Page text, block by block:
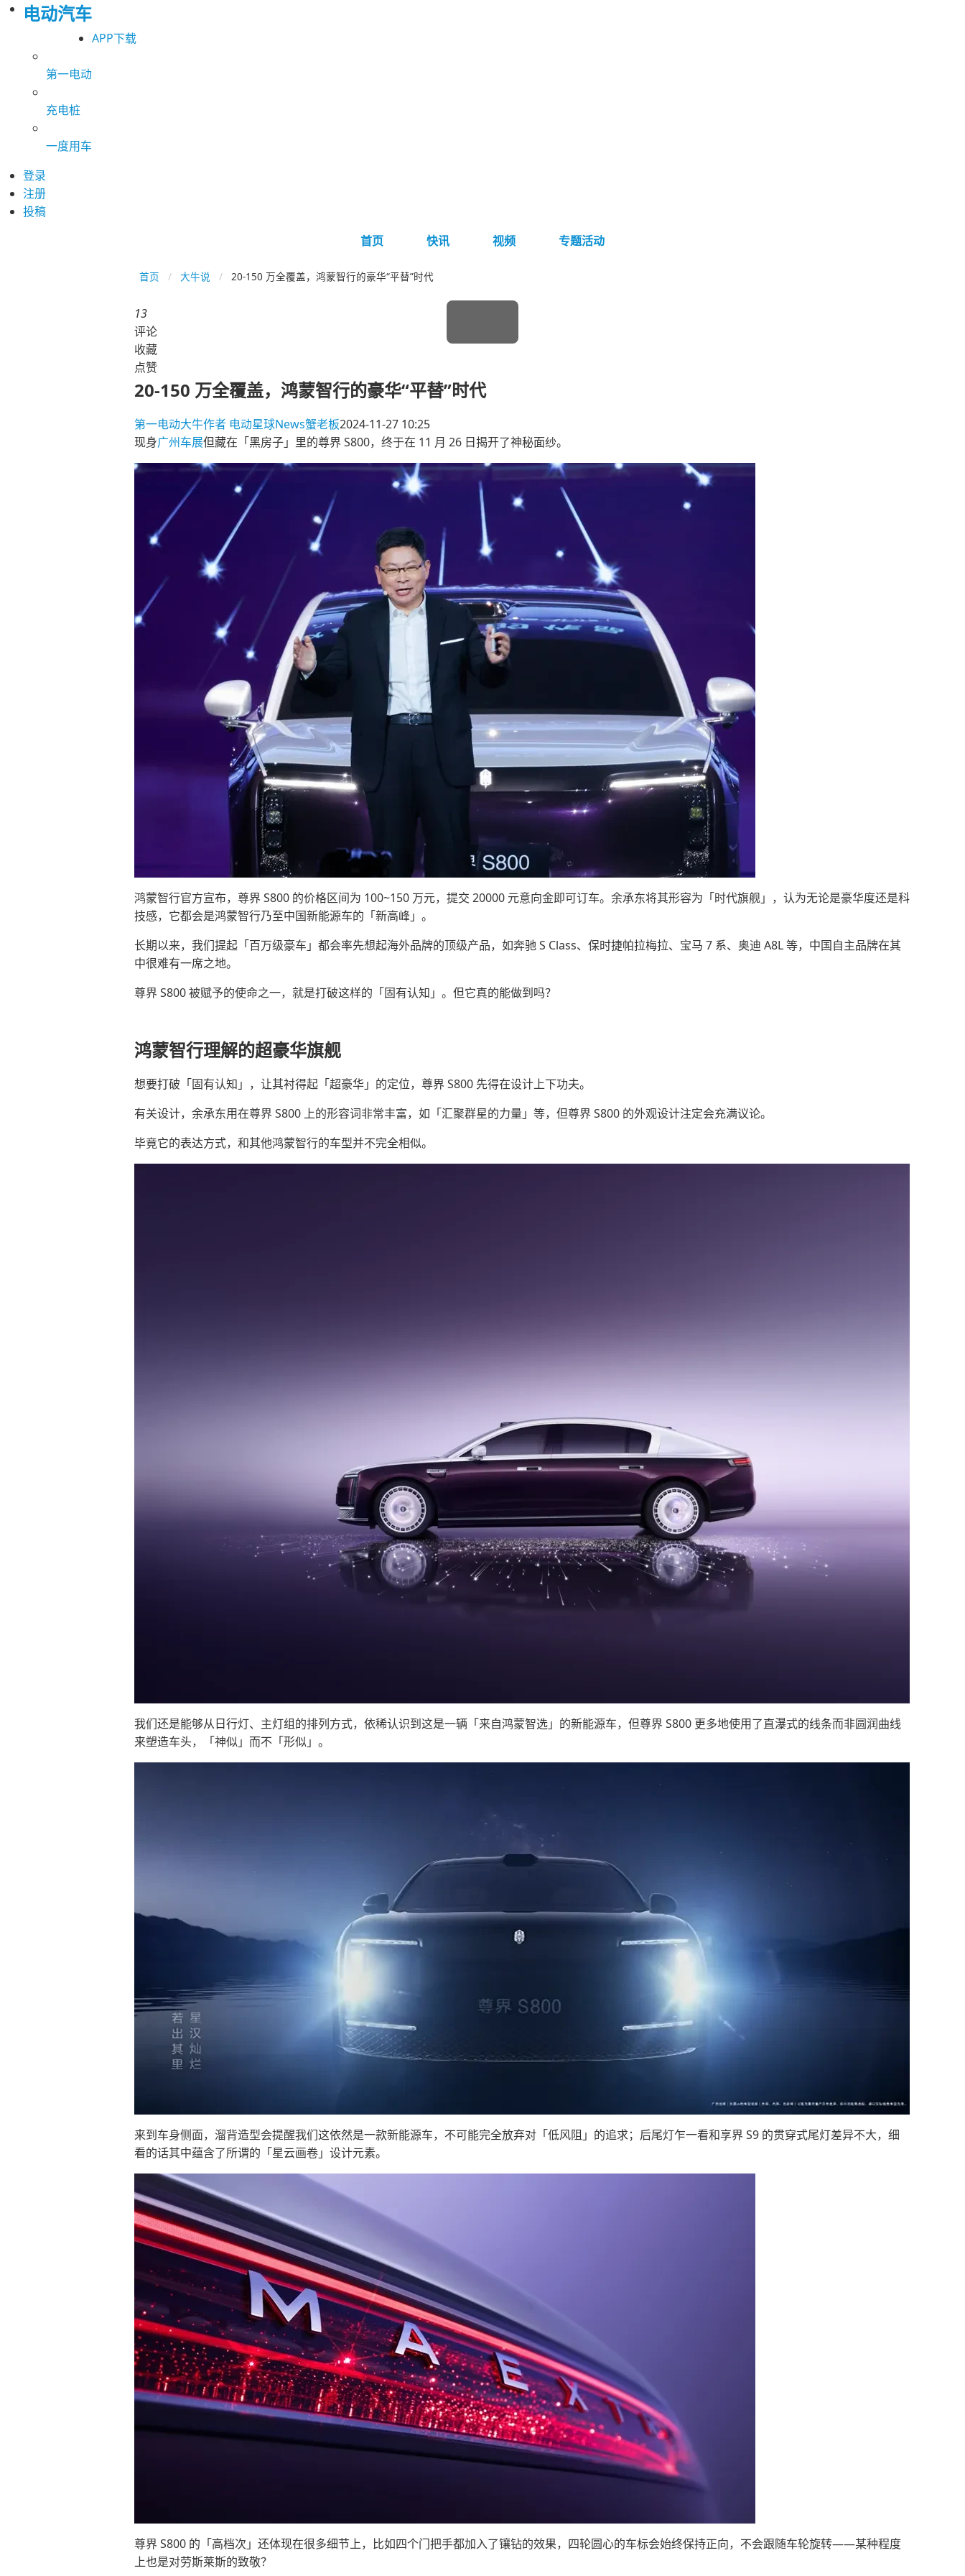
电动汽车
APP下载
第一电动
充电桩
一度用车
登录
注册
投稿
首页
快讯 视频 专题活动
首页 大牛说 20-150 万全覆盖，鸿蒙智行的豪华“平替”时代
13
评论
收藏
点赞
20-150 万全覆盖，鸿蒙智行的豪华“平替”时代
第一电动大牛作者 电动星球News蟹老板2024-11-27 10:25
现身广州车展但藏在「黑房子」里的尊界 S800，终于在 11 月 26 日揭开了神秘面纱。
鸿蒙智行官方宣布，尊界 S800 的价格区间为 100~150 万元，提交 20000 元意向金即可订车。余承东将其形容为「时代旗舰」，认为无论是豪华度还是科
技感，它都会是鸿蒙智行乃至中国新能源车的「新高峰」。
长期以来，我们提起「百万级豪车」都会率先想起海外品牌的顶级产品，如奔驰 S Class、保时捷帕拉梅拉、宝马 7 系、奥迪 A8L 等，中国自主品牌在其
中很难有一席之地。
尊界 S800 被赋予的使命之一，就是打破这样的「固有认知」。但它真的能做到吗？
鸿蒙智行理解的超豪华旗舰
想要打破「固有认知」，让其衬得起「超豪华」的定位，尊界 S800 先得在设计上下功夫。
有关设计，余承东用在尊界 S800 上的形容词非常丰富，如「汇聚群星的力量」等，但尊界 S800 的外观设计注定会充满议论。
毕竟它的表达方式，和其他鸿蒙智行的车型并不完全相似。
我们还是能够从日行灯、主灯组的排列方式，依稀认识到这是一辆「来自鸿蒙智选」的新能源车，但尊界 S800 更多地使用了直瀑式的线条而非圆润曲线
来塑造车头，「神似」而不「形似」。
来到车身侧面，溜背造型会提醒我们这依然是一款新能源车，不可能完全放弃对「低风阻」的追求；后尾灯乍一看和享界 S9 的贯穿式尾灯差异不大，细
看的话其中蕴含了所谓的「星云画卷」设计元素。
尊界 S800 的「高档次」还体现在很多细节上，比如四个门把手都加入了镶钻的效果，四轮圆心的车标会始终保持正向，不会跟随车轮旋转——某种程度
上也是对劳斯莱斯的致敬？